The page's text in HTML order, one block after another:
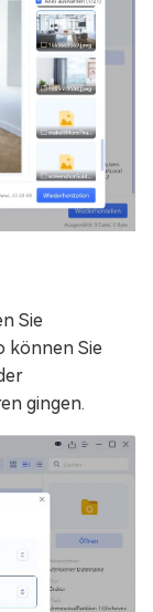
Sie
können Sie
gingen.